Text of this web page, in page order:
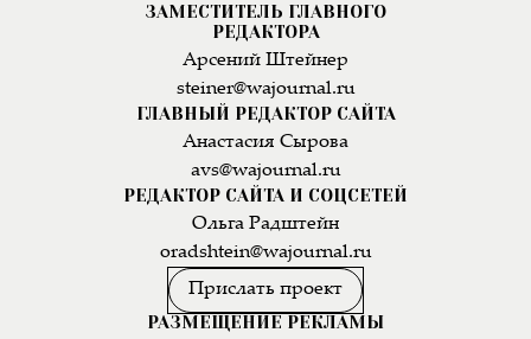
ЗАМЕСТИТЕЛЬ ГЛАВНОГО
РЕДАКТОРА
Арсений Штейнер
steiner@wajournal.ru
ГЛАВНЫЙ РЕДАКТОР САЙТА
Анастасия Сырова
avs@wajournal.ru
РЕДАКТОР САЙТА И СОЦСЕТЕЙ
Ольга Радштейн
oradshtein@wajournal.ru
Прислать проект
РАЗМЕЩЕНИЕ РЕКЛАМЫ